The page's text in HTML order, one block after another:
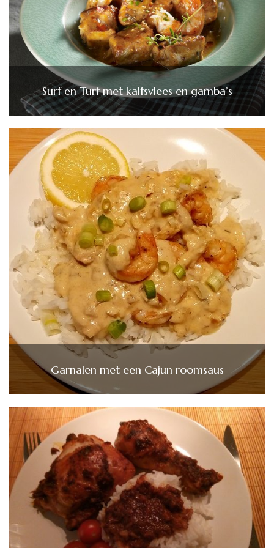
Surf en Turf met kalfsvlees en gamba’s
Garnalen met een Cajun roomsaus